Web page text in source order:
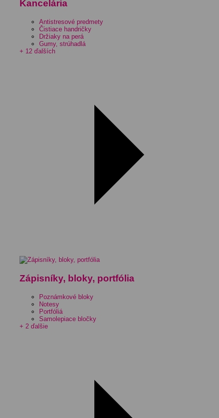
Kancelária
Antistresové predmety
Čistiace handričky
Držiaky na perá
Gumy, strúhadlá
+ 12 ďalších
Zápisníky, bloky, portfólia
Poznámkové bloky
Notesy
Portfóliá
Samolepiace bločky
+ 2 ďalšie